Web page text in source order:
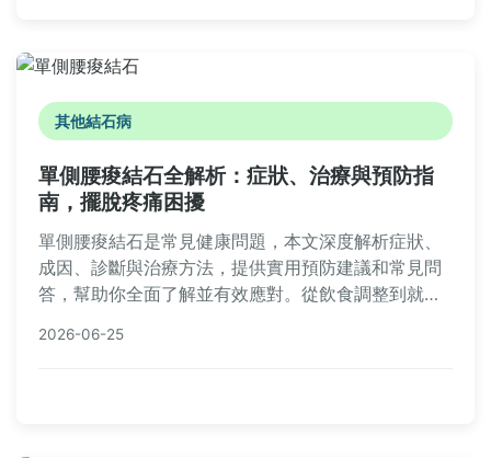
其他結石病
單側腰痠結石全解析：症狀、治療與預防指
南，擺脫疼痛困擾
單側腰痠結石是常見健康問題，本文深度解析症狀、
成因、診斷與治療方法，提供實用預防建議和常見問
答，幫助你全面了解並有效應對。從飲食調整到就醫
2026-06-25